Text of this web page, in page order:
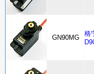
GN90MG
格